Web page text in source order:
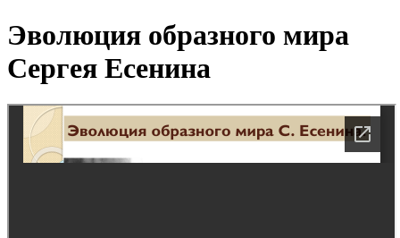
Эволюция образного мира
Сергея Есенина